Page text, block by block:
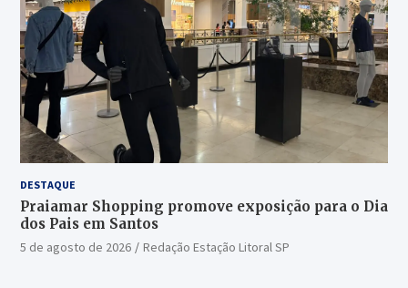
DESTAQUE
Praiamar Shopping promove exposição para o Dia
dos Pais em Santos
5 de agosto de 2026 Redação Estação Litoral SP